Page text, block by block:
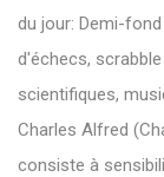
du jour: Demi-
d'échecs,
scientifiques,
Charles Alfred
consiste à